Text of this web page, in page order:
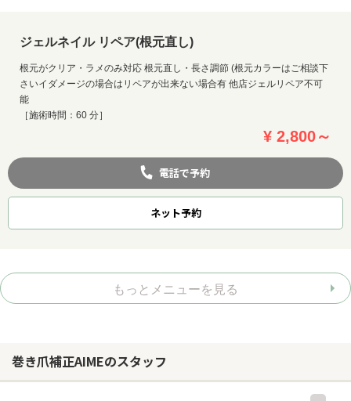
ジェルネイル リペア(根元直し)
根元がクリア・ラメのみ対応 根元直し・長さ調節 (根元カラーはご相談下
さいイダメージの場合はリペアが出来ない場合有 他店ジェルリペア不可
能
［施術時間：60 分］
¥ 2,800～
電話で予約
ネット予約
もっとメニューを見る
巻き爪補正AIMEのスタッフ